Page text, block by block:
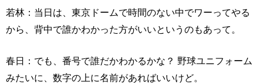
若林：当日は、東京ドームで時間のない中でワーってやる
から、背中で誰かわかった方がいいというのもあって。
春日：でも、番号で誰だかわかるかな？ 野球ユニフォーム
みたいに、数字の上に名前があればいいけど。